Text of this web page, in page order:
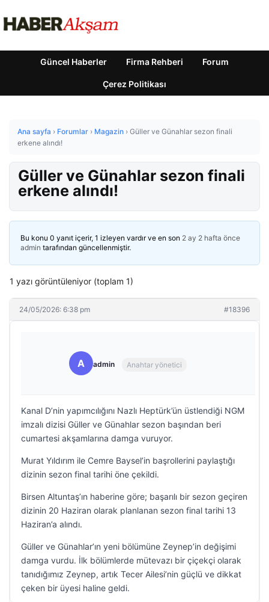
Güncel Haberler Firma Rehberi Forum
Çerez Politikası
Ana sayfa › Forumlar › Magazin › Güller ve Günahlar sezon finali
erkene alındı!
Güller ve Günahlar sezon finali
erkene alındı!
Bu konu 0 yanıt içerir, 1 izleyen vardır ve en son 2 ay 2 hafta önce
admin tarafından güncellenmiştir.
1 yazı görüntüleniyor (toplam 1)
24/05/2026: 6:38 pm #18396
A admin Anahtar yönetici
Kanal D’nin yapımcılığını Nazlı Heptürk’ün üstlendiği NGM
imzalı dizisi Güller ve Günahlar sezon başından beri
cumartesi akşamlarına damga vuruyor.
Murat Yıldırım ile Cemre Baysel’in başrollerini paylaştığı
dizinin sezon final tarihi öne çekildi.
Birsen Altuntaş’ın haberine göre; başarılı bir sezon geçiren
dizinin 20 Haziran olarak planlanan sezon final tarihi 13
Haziran’a alındı.
Güller ve Günahlar’ın yeni bölümüne Zeynep’in değişimi
damga vurdu. İlk bölümlerde mütevazı bir çiçekçi olarak
tanıdığımız Zeynep, artık Tecer Ailesi’nin güçlü ve dikkat
çeken bir üyesi haline geldi.